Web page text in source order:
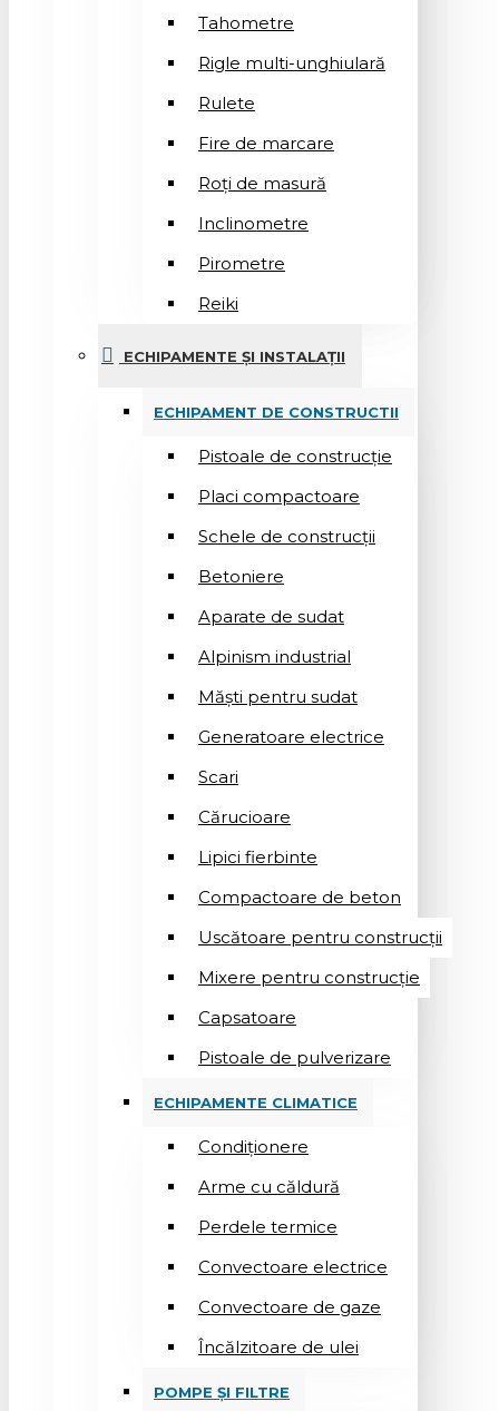
Tahometre
Rigle multi-unghiulară
Rulete
Fire de marcare
Roți de masură
Inclinometre
Pirometre
Reiki
ECHIPAMENTE ȘI INSTALAȚII
ECHIPAMENT DE CONSTRUCTII
Pistoale de construcție
Placi compactoare
Schele de construcții
Betoniere
Aparate de sudat
Alpinism industrial
Măști pentru sudat
Generatoare electrice
Scari
Cărucioare
Lipici fierbinte
Compactoare de beton
Uscătoare pentru construcții
Mixere pentru construcție
Capsatoare
Pistoale de pulverizare
ECHIPAMENTE CLIMATICE
Condiționere
Arme cu căldură
Perdele termice
Convectoare electrice
Convectoare de gaze
Încălzitoare de ulei
POMPE ȘI FILTRE